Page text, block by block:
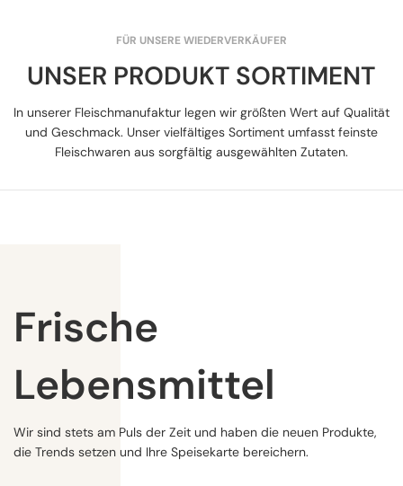
FÜR UNSERE WIEDERVERKÄUFER
UNSER PRODUKT SORTIMENT
In unserer Fleischmanufaktur legen wir größten Wert auf Qualität
und Geschmack. Unser vielfältiges Sortiment umfasst feinste
Fleischwaren aus sorgfältig ausgewählten Zutaten.
Frische
Lebensmittel
Wir sind stets am Puls der Zeit und haben die neuen Produkte,
die Trends setzen und Ihre Speisekarte bereichern.